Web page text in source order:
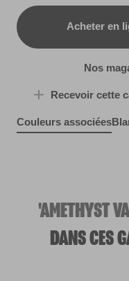
Acheter en
B&Q
Nos
Recevoir cette
Couleurs associées
'AMETHYST
DANS CES